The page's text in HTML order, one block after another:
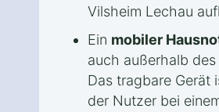
Vilsheim Lechau
Ein mobiler
auch außerhalb
Das tragbare Gerät
der Nutzer bei